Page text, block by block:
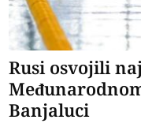
Rusi osvojili
Banjaluci